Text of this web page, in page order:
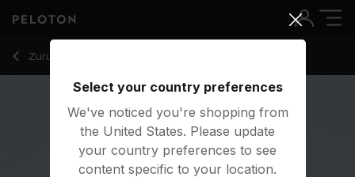
Zurück zu Outdoor-Kurse
Zurück
Select your country preferences
We've noticed you're shopping from
the United States. Please update
your country preferences to see
content specific to your location.